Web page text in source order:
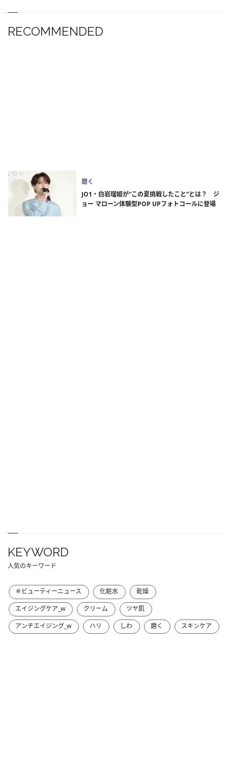
RECOMMENDED
磨く
JO1・白岩瑠姫が“この夏挑戦したこと”とは？ ジ
ョー マローン体験型POP UPフォトコールに登場
KEYWORD
人気のキーワード
＃ビューティーニュース 化粧水
乾燥
エイジングケア_w
クリーム
ツヤ肌
アンチエイジング_w
ハリ しわ 磨く スキンケア